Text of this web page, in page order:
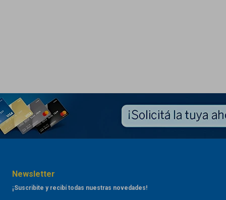
Newsletter
¡Suscribite y recibí todas nuestras novedades!